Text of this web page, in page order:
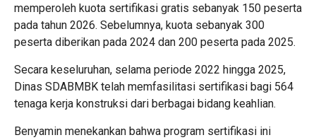
memperoleh kuota sertifikasi gratis sebanyak 150 peserta
pada tahun 2026. Sebelumnya, kuota sebanyak 300
peserta diberikan pada 2024 dan 200 peserta pada 2025.
Secara keseluruhan, selama periode 2022 hingga 2025,
Dinas SDABMBK telah memfasilitasi sertifikasi bagi 564
tenaga kerja konstruksi dari berbagai bidang keahlian.
Benyamin menekankan bahwa program sertifikasi ini